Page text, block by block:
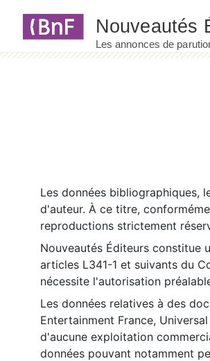
Les données bibliographiques,
d'auteur. À ce titre,
reproductions strictement
Nouveautés Éditeurs constitue
articles L341-1 et suivants du
nécessite l'autorisation
Les données relatives à des
Entertainment France,
d'aucune exploitation
données pouvant notamment